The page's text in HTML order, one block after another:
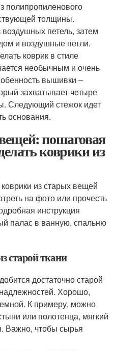
полипропиленового
толщины.
петель, затем
и воздушные петли.
коврик в стиле
необычным и очень
вышивки –
захватывает четыре
Следующий стежок идет
основания.
пошаговая
коврики из
из старых вещей
на фото или прочесть
инструкция
палас в ванную, спальню
старой ткани
достаточно старой
Хорошо,
К примеру, можно
или полотенца, мягкий
Важно, чтобы сырья